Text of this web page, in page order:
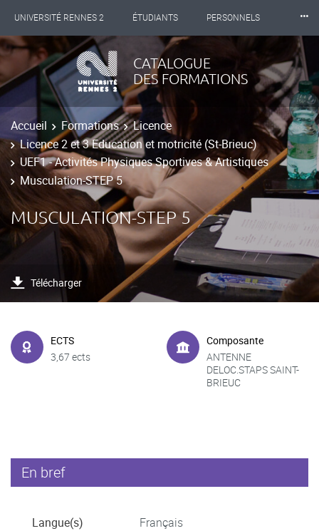
UNIVERSITÉ RENNES 2 ÉTUDIANTS PERSONNELS
INTERNATIONAL PROFESSIONNELS BIBLIOTHÈQUES
LES NOUVELLES DE RENNES 2
⸱⸱⸱
CATALOGUE
DES FORMATIONS
Accueil Formations
Licence
Licence 2 et 3 Education et motricité (St-Brieuc)
UEF1 - Activités Physiques Sportives & Artistiques
Musculation-STEP 5
MUSCULATION-STEP 5
Télécharger
ECTS
3,67 ects
Composante
ANTENNE
DELOC.STAPS SAINT-
BRIEUC
En bref
Langue(s)
Français